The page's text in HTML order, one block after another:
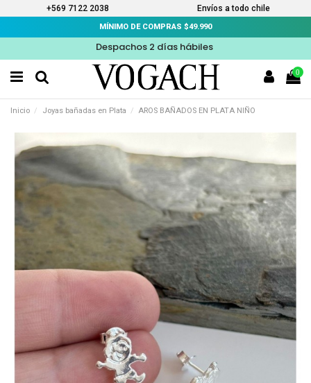
+569 7122 2038 Envíos a todo chile
MÍNIMO DE COMPRAS $49.990
Despachos 2 días hábiles
0
Inicio Joyas bañadas en Plata AROS BAÑADOS EN PLATA NIÑO